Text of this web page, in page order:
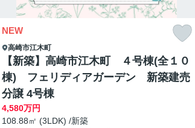
NEW
高崎市江木町
【新築】高崎市江木町 ４号棟(全１０
棟) フェリディアガーデン 新築建売
分譲 4号棟
4,580万円
108.88㎡ (3LDK) /新築